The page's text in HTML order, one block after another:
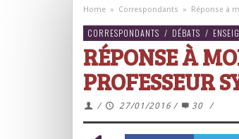
Home » Correspondants » Réponse à
CORRESPONDANTS / DÉBATS /
RÉPONSE À
PROFESSEUR
/ 27/01/2016 / 30 /